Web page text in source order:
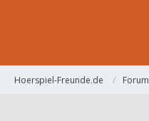
Hoerspiel-Freunde.de Forum